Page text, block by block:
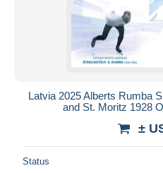
Latvia 2025 Alberts Rumba
and St. Moritz 1928
±
Status